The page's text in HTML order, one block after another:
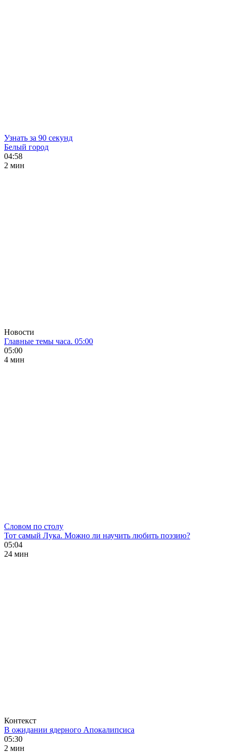
Узнать за 90 секунд
Белый город
04:58
2 мин
Новости
Главные темы часа. 05:00
05:00
4 мин
Словом по столу
Тот самый Лука. Можно ли научить любить поэзию?
05:04
24 мин
Контекст
В ожидании ядерного Апокалипсиса
05:30
2 мин